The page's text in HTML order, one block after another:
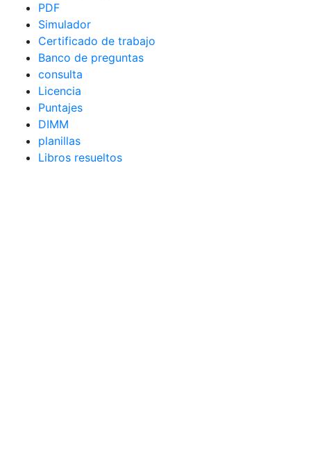
PDF
Simulador
Certificado de trabajo
Banco de preguntas
consulta
Licencia
Puntajes
DIMM
planillas
Libros resueltos